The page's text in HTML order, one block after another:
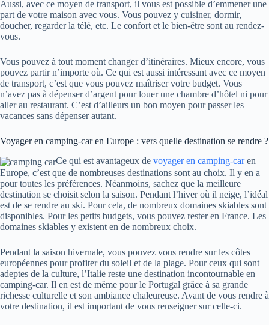
Aussi, avec ce moyen de transport, il vous est possible d’emmener une
part de votre maison avec vous. Vous pouvez y cuisiner, dormir,
doucher, regarder la télé, etc. Le confort et le bien-être sont au rendez-
vous.
Vous pouvez à tout moment changer d’itinéraires. Mieux encore, vous
pouvez partir n’importe où. Ce qui est aussi intéressant avec ce moyen
de transport, c’est que vous pouvez maîtriser votre budget. Vous
n’avez pas à dépenser d’argent pour louer une chambre d’hôtel ni pour
aller au restaurant. C’est d’ailleurs un bon moyen pour passer les
vacances sans dépenser autant.
Voyager en camping-car en Europe : vers quelle destination se rendre ?
Ce qui est avantageux de voyager en camping-caren
Europe, c’est que de nombreuses destinations sont au choix. Il y en a
pour toutes les préférences. Néanmoins, sachez que la meilleure
destination se choisit selon la saison. Pendant l’hiver où il neige, l’idéal
est de se rendre au ski. Pour cela, de nombreux domaines skiables sont
disponibles. Pour les petits budgets, vous pouvez rester en France. Les
domaines skiables y existent en de nombreux choix.
Pendant la saison hivernale, vous pouvez vous rendre sur les côtes
européennes pour profiter du soleil et de la plage. Pour ceux qui sont
adeptes de la culture, l’Italie reste une destination incontournable en
camping-car. Il en est de même pour le Portugal grâce à sa grande
richesse culturelle et son ambiance chaleureuse. Avant de vous rendre à
votre destination, il est important de vous renseigner sur celle-ci.